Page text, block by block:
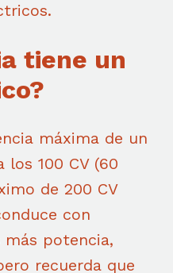
tiene un
máxima de un
100 CV (60
de 200 CV
con
más potencia,
recuerda que